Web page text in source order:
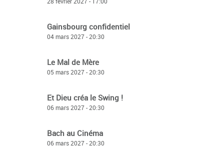
Gainsbourg confidentiel
04 mars 2027 - 20:30
Le Mal de Mère
05 mars 2027 - 20:30
Et Dieu créa le Swing !
06 mars 2027 - 20:30
Bach au Cinéma
06 mars 2027 - 20:30